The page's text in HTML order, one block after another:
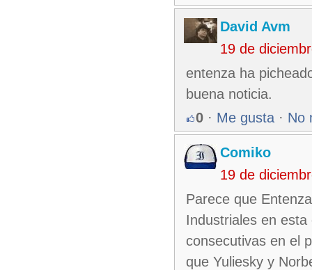
David Avm
19 de
entenza ha
buena noticia.
0 · Me gusta · No
Comiko
19 de
Parece que
Industriales en
consecutivas en el
que Yuliesky y